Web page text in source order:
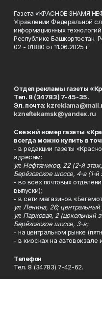
Газета «КРАСНОЕ ЗНАМЯ
Управлении Федеральной
информационных
Республике Башкортостан.
02 - 01880 от 11.06.2025 г.
Отдел рекламы газеты
Тел. 8 (34783) 7-45-35.
Эл. почта:
kzneftekamsk@yandex.ru
Свежий номер газеты
всегда можно купить в
- в редакции газеты
адресам:
ул. Нефтяников, 22 (2-й
Берёзовское шоссе, 4-а (1-й
- во всех почтовых
выпуски);
- в сети магазинов
ул. Ленина, 26;
ул. Парковая, 2 (цокольный
Берёзовское шоссе, 3-в;
- на центральном рынке
- в киосках на
Телефон
Тел. 8 (34783) 7-42-62.
Эл. почта